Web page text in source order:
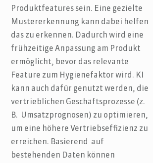
Produktfeatures sein. Eine gezielte
Mustererkennung kann dabei helfen
das zu erkennen. Dadurch wird eine
frühzeitige Anpassung am Produkt
ermöglicht, bevor das relevante
Feature zum Hygienefaktor wird. KI
kann auch dafür genutzt werden, die
vertrieblichen Geschäftsprozesse (z.
B. Umsatzprognosen) zu optimieren,
um eine höhere Vertriebseffizienz zu
erreichen. Basierend auf
bestehenden Daten können